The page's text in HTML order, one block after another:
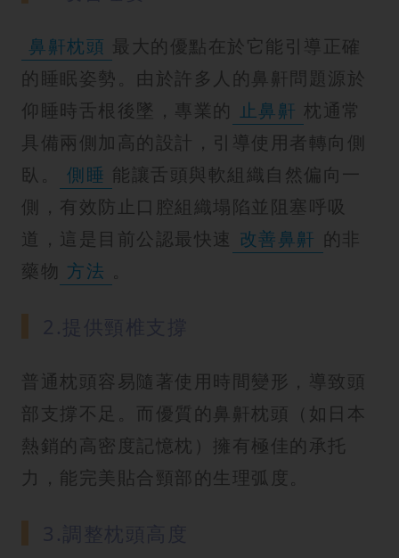
鼻鼾枕頭 最大的優點在於它能引導正確
的睡眠姿勢。由於許多人的鼻鼾問題源於
仰睡時舌根後墜，專業的 止鼻鼾 枕通常
具備兩側加高的設計，引導使用者轉向側
臥。
側睡 能讓舌頭與軟組織自然偏向一
側，有效防止口腔組織塌陷並阻塞呼吸
道，這是目前公認最快速 改善鼻鼾 的非
藥物 方法
普通枕頭容易隨著使用時間變形，導致頭
部支撐不足。而優質的鼻鼾枕頭（如日本
熱銷的高密度記憶枕）擁有極佳的承托
力，能完美貼合頸部的生理弧度。